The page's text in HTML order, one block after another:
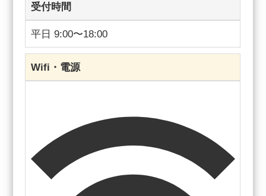
受付時間
平日 9:00〜18:00
Wifi・電源